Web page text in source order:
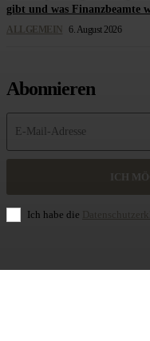
gibt und was Finanzbeamte
ALLGEMEIN 6. August 2026
Abonnieren
ICH
Ich habe die